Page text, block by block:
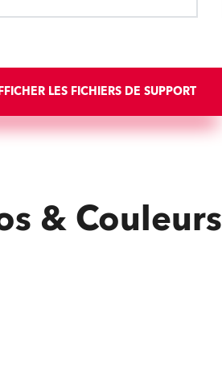
LES FICHIERS DE SUPPORT
& Couleurs